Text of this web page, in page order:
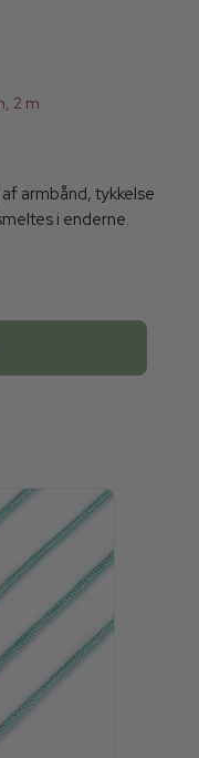
2 m
armbånd, tykkelse
i enderne.